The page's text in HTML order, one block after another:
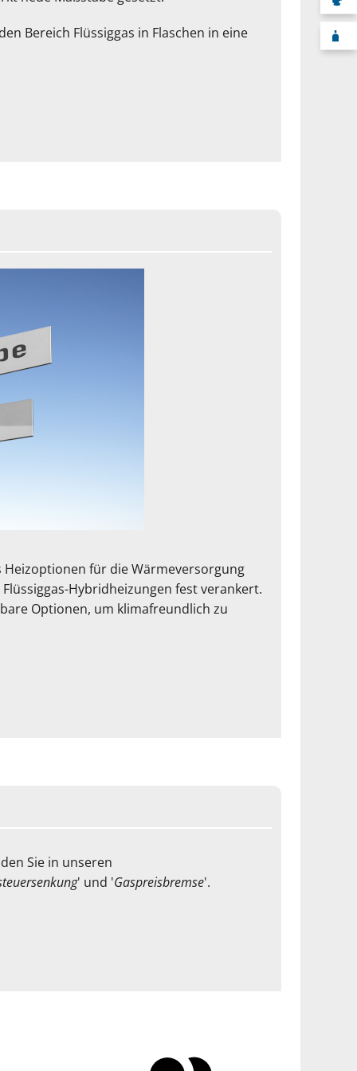
Bereich Flüssiggas in Flaschen in eine
Heizoptionen für die Wärmeversorgung
Hybridheizungen fest verankert.
Optionen, um klimafreundlich zu
Sie in unseren
' und 'Gaspreisbremse'.